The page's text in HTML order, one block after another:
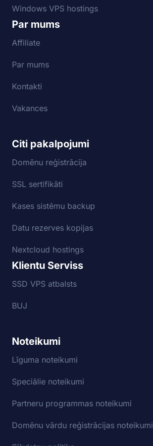
Windows VPS hostings
Par mums
Affiliate
Par mums
Kontakti
Vakances
Citi pakalpojumi
Domēnu reģistrācija
SSL sertifikāti
Kases sistēmu backup
Datu rezerves kopijas
Nextcloud hostings
Klientu Serviss
SSD VPS atbalsts
BUJ
Noteikumi
Līguma noteikumi
Speciālie noteikumi
Partneru programmas noteikumi
Domēnu vārdu reģistrācijas noteikumi